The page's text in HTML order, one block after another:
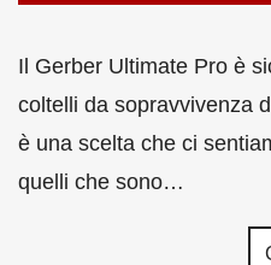
Il Gerber Ultimate Pro è
coltelli da sopravvivenza
è una scelta che ci
quelli che sono…